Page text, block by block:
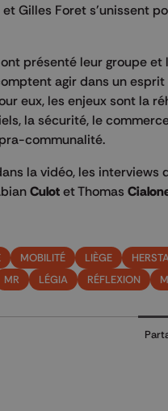
et Gilles Foret s'unissent
présenté leur groupe et
agir dans un
eux, les enjeux sont la
la sécurité, le
communalité.
la vidéo, les interviews
Culot et Thomas
MOBILITÉ LIÈGE
MR LÉGIA RÉFLEXION